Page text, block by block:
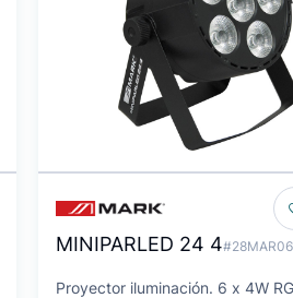
MINIPARLED 24 4
Proyector iluminación. 6 x 4W